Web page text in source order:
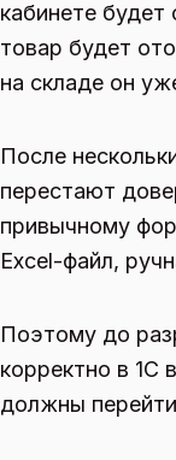
кабинете будет
товар будет
на складе он
После
перестают
привычному
Excel-файл,
Поэтому до
корректно в 1С
должны